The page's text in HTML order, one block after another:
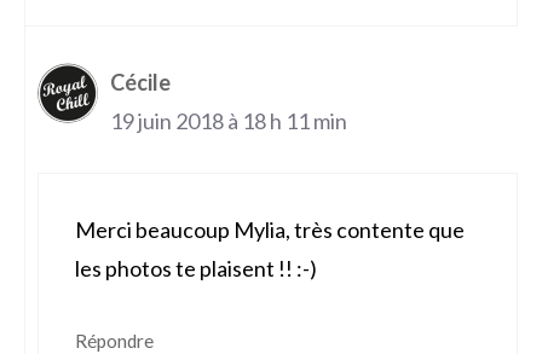
Cécile
19 juin 2018 à 18 h 11 min
Merci beaucoup Mylia, très contente que
les photos te plaisent !! :-)
Répondre